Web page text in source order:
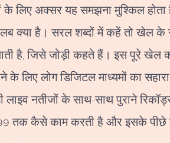
लिए अक्सर यह समझना मुश्किल
क्या है। सरल शब्दों में कहें तो खेल के
है, जिसे जोड़ी कहते हैं। इस पूरे खेल
के लिए लोग डिजिटल माध्यमों का
लाइव नतीजों के साथ-साथ पुराने
तक कैसे काम करती है और इसके पीछे